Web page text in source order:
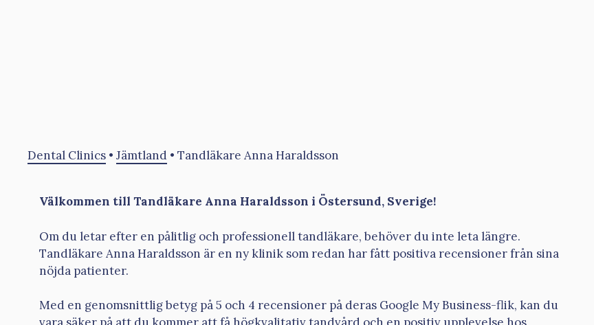
Dental Clinics • Jämtland • Tandläkare Anna Haraldsson
Välkommen till Tandläkare Anna Haraldsson i Östersund, Sverige!
Om du letar efter en pålitlig och professionell tandläkare, behöver du inte leta längre.
Tandläkare Anna Haraldsson är en ny klinik som redan har fått positiva recensioner från sina
nöjda patienter.
Med en genomsnittlig betyg på 5 och 4 recensioner på deras Google My Business-flik, kan du